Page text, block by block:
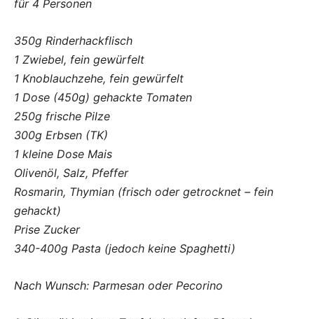
für 4 Personen
350g Rinderhackflisch
1 Zwiebel, fein gewürfelt
1 Knoblauchzehe, fein gewürfelt
1 Dose (450g) gehackte Tomaten
250g frische Pilze
300g Erbsen (TK)
1 kleine Dose Mais
Olivenöl, Salz, Pfeffer
Rosmarin, Thymian (frisch oder getrocknet – fein
gehackt)
Prise Zucker
340-400g Pasta (jedoch keine Spaghetti)
Nach Wunsch: Parmesan oder Pecorino